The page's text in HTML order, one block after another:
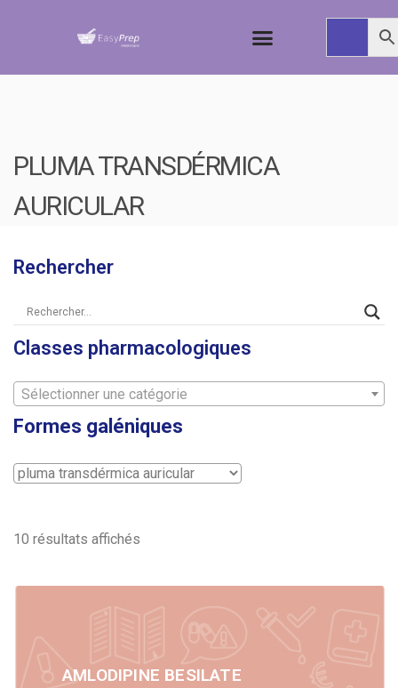
PLUMA TRANSDÉRMICA
AURICULAR
10 résultats affichés
AMLODIPINE BESILATE
Rechercher
Classes pharmacologiques
Sélectionner une catégorie
Formes galéniques